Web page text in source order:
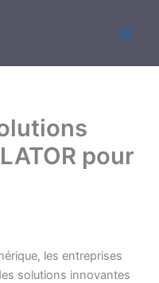
pour
les entreprises
solutions innovantes